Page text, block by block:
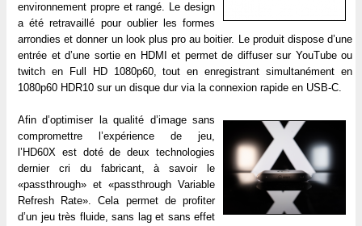
environnement propre et rangé. Le design
a été retravaillé pour oublier les formes
arrondies et donner un look plus pro au boitier. Le produit dispose d’une
entrée et d’une sortie en HDMI et permet de diffuser sur YouTube ou
twitch en Full HD 1080p60, tout en enregistrant simultanément en
1080p60 HDR10 sur un disque dur via la connexion rapide en USB-C.
Afin d’optimiser la qualité d’image sans
compromettre l’expérience de jeu,
l’HD60X est doté de deux technologies
dernier cri du fabricant, à savoir le
«passthrough» et «passthrough Variable
Refresh Rate». Cela permet de profiter
d’un jeu très fluide, sans lag et sans effet